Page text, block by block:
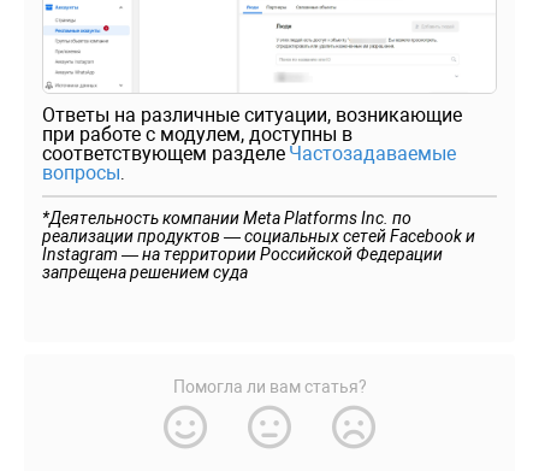
Ответы на различные ситуации, возникающие
при работе с модулем, доступны в
соответствующем разделе Частозадаваемые
вопросы.
*Деятельность компании Meta Platforms Inc. по
реализации продуктов — социальных сетей Facebook и
Instagram — на территории Российской Федерации
запрещена решением суда
Помогла ли вам статья?